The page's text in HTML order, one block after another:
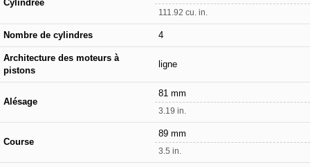
Cylindrée
111.92 cu. in.
Nombre de cylindres 4
Architecture des moteurs à
pistons
ligne
Alésage
81 mm
3.19 in.
Course
89 mm
3.5 in.